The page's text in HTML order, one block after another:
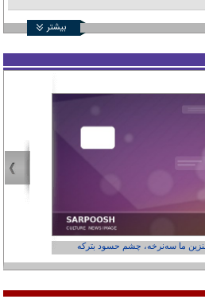
بیشتر
بنزین ما سه‌نرخه، چشم حسود بترکه